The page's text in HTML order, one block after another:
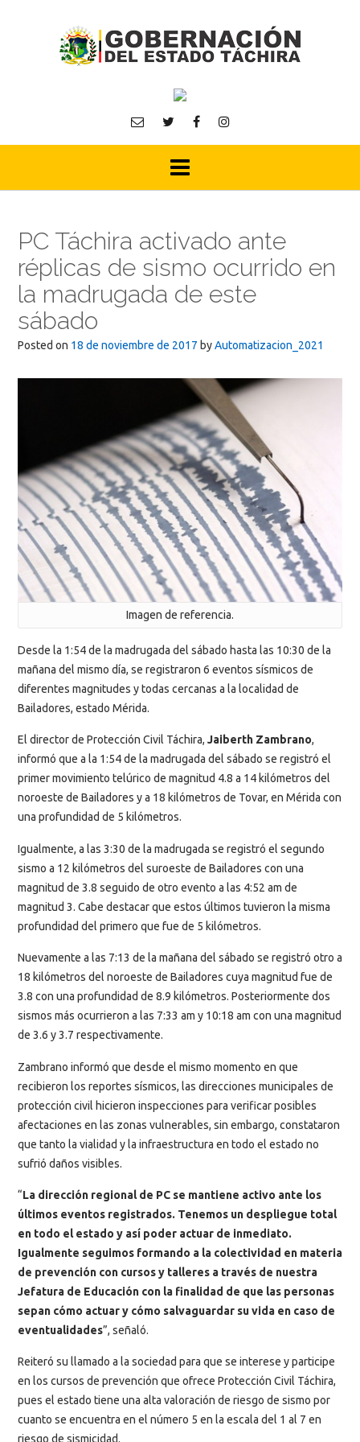
PC Táchira activado ante
réplicas de sismo ocurrido en
la madrugada de este
sábado
Posted on 18 de noviembre de 2017 byAutomatizacion_2021
Imagen de referencia.
Desde la 1:54 de la madrugada del sábado hasta las 10:30 de la
mañana del mismo día, se registraron 6 eventos sísmicos de
diferentes magnitudes y todas cercanas a la localidad de
Bailadores, estado Mérida.
El director de Protección Civil Táchira, Jaiberth Zambrano,
informó que a la 1:54 de la madrugada del sábado se registró el
primer movimiento telúrico de magnitud 4.8 a 14 kilómetros del
noroeste de Bailadores y a 18 kilómetros de Tovar, en Mérida con
una profundidad de 5 kilómetros.
Igualmente, a las 3:30 de la madrugada se registró el segundo
sismo a 12 kilómetros del suroeste de Bailadores con una
magnitud de 3.8 seguido de otro evento a las 4:52 am de
magnitud 3. Cabe destacar que estos últimos tuvieron la misma
profundidad del primero que fue de 5 kilómetros.
Nuevamente a las 7:13 de la mañana del sábado se registró otro a
18 kilómetros del noroeste de Bailadores cuya magnitud fue de
3.8 con una profundidad de 8.9 kilómetros. Posteriormente dos
sismos más ocurrieron a las 7:33 am y 10:18 am con una magnitud
de 3.6 y 3.7 respectivamente.
Zambrano informó que desde el mismo momento en que
recibieron los reportes sísmicos, las direcciones municipales de
protección civil hicieron inspecciones para verificar posibles
afectaciones en las zonas vulnerables, sin embargo, constataron
que tanto la vialidad y la infraestructura en todo el estado no
sufrió daños visibles.
“La dirección regional de PC se mantiene activo ante los
últimos eventos registrados. Tenemos un despliegue total
en todo el estado y así poder actuar de inmediato.
Igualmente seguimos formando a la colectividad en materia
de prevención con cursos y talleres a través de nuestra
Jefatura de Educación con la finalidad de que las personas
sepan cómo actuar y cómo salvaguardar su vida en caso de
eventualidades”, señaló.
Reiteró su llamado a la sociedad para que se interese y participe
en los cursos de prevención que ofrece Protección Civil Táchira,
pues el estado tiene una alta valoración de riesgo de sismo por
cuanto se encuentra en el número 5 en la escala del 1 al 7 en
riesgo de sismicidad.